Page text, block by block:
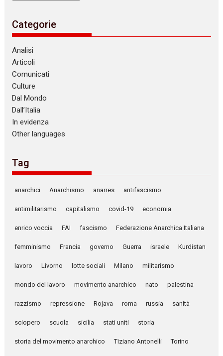
Categorie
Analisi
Articoli
Comunicati
Culture
Dal Mondo
Dall’Italia
In evidenza
Other languages
Tag
anarchici Anarchismo anarres antifascismo
antimilitarismo capitalismo covid-19 economia
enrico voccia FAI fascismo Federazione Anarchica Italiana
femminismo Francia governo Guerra israele Kurdistan
lavoro Livorno lotte sociali Milano militarismo
mondo del lavoro movimento anarchico nato palestina
razzismo repressione Rojava roma russia sanità
sciopero scuola sicilia stati uniti storia
storia del movimento anarchico Tiziano Antonelli Torino